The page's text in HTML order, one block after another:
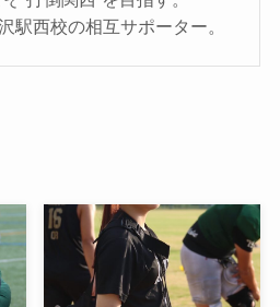
駅西校の相互サポーター。